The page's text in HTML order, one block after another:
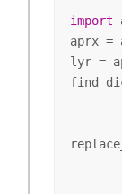
import
aprx =
lyr =